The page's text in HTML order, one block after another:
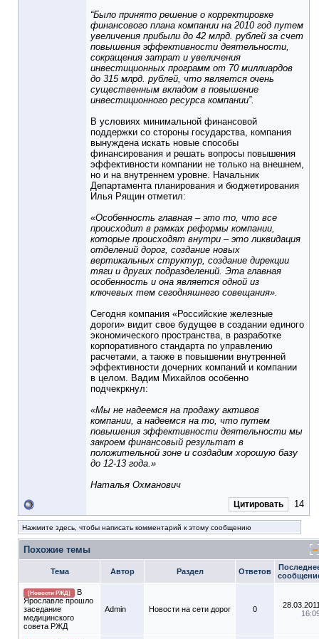
“Было принято решение о корректировке
финансового плана компании на 2010 год путем
увеличения прибыли до 42 млрд. рублей за счет
повышения эффективности деятельности,
сокращения затрат и увеличения
инвестиционных программ от 70 миллиардов
до 315 млрд. рублей, что является очень
существенным вкладом в повышение
инвестиционного ресурса компании”.
В условиях минимальной финансовой
поддержки со стороны государства, компания
вынуждена искать новые способы
финансирования и решать вопросы повышения
эффективности компании не только на внешнем,
но и на внутреннем уровне. Начальник
Департамента планирования и бюджетирования
Илья Рящин отметил:
«Особенность главная – это то, что все
происходит в рамках реформы компании,
которые происходят внутри – это ликвидация
отделений дорог, создание новых
вертикальных структур, создание дирекции
тяги и других подразделений. Эта главная
особенность и она является одной из
ключевых тем сегодняшнего совещания».
Сегодня компания «Российские железные
дороги» видит свое будущее в создании единого
экономического пространства, в разработке
корпоративного стандарта по управлению
расчетами, а также в повышении внутренней
эффективности дочерних компаний и компании
в целом. Вадим Михайлов особенно
подчекркнул:
«Мы не надеемся на продажу активов
компании, а надеемся на то, что путем
повышения эффективности деятельности мы
закроем финансовый результат в
положительной зоне и создадим хорошую базу
до 12-13 года.»
Наталья Охманович
Цитировать 14
Нажмите здесь, чтобы написать комментарий к этому сообщению
Похожие темы
Тема Автор Раздел Ответов
[Новости РЖД]
В
Ярославле прошло
заседание
медицинского
совета РЖД
Admin Новости на сети дорог 0